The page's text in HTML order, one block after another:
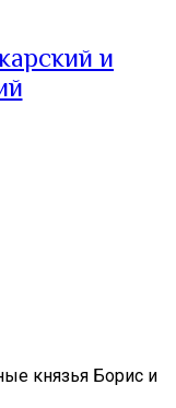
и
князья Борис и